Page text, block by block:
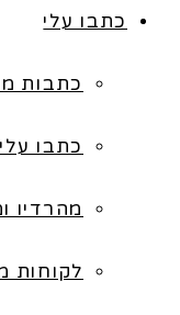
כתבו עלי
כתבות
כתבו
מהרדיו
לקוחות